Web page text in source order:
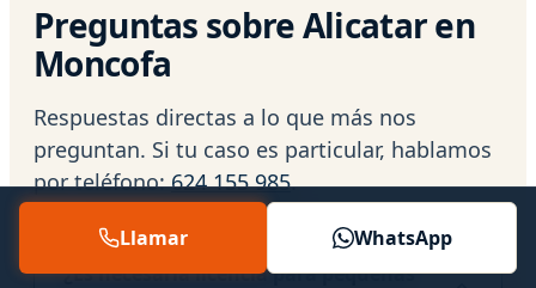
Preguntas sobre Alicatar en
Moncofa
Respuestas directas a lo que más nos
preguntan. Si tu caso es particular, hablamos
por teléfono:624 155 985.
¿Es necesaria licencia para pequeñas
Llamar WhatsApp